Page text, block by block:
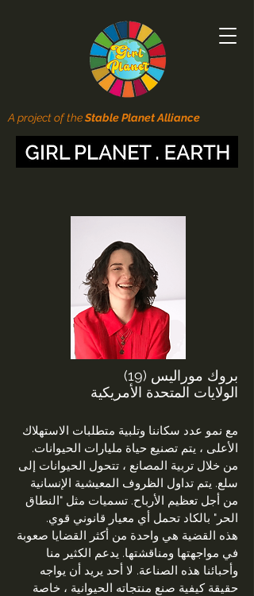
A project of theStable Planet Alliance
بروك موراليس (19)
الولايات المتحدة الأمريكية
مع نمو عدد سكاننا وتلبية متطلبات الاستهلاك
الأعلى ، يتم تصنيع حياة مليارات الحيوانات.
من خلال تربية المصانع ، تتحول الحيوانات إلى
سلع. يتم تداول الظروف المعيشية الإنسانية
من أجل تعظيم الأرباح. تسميات مثل "النطاق
الحر" بالكاد تحمل أي معيار قانوني قوي.
هذه القضية هي واحدة من أكثر القضايا صعوبة
في مواجهتها ومناقشتها. يدعم الكثير منا
وأحبائنا هذه الصناعة. لا أحد يريد أن يواجه
حقيقة كيفية صنع منتجاته الحيوانية ، خاصة